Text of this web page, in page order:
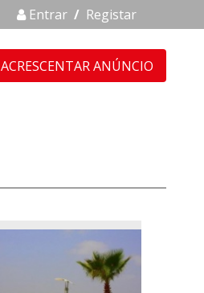
Entrar / Registar
ACRESCENTAR ANÚNCIO